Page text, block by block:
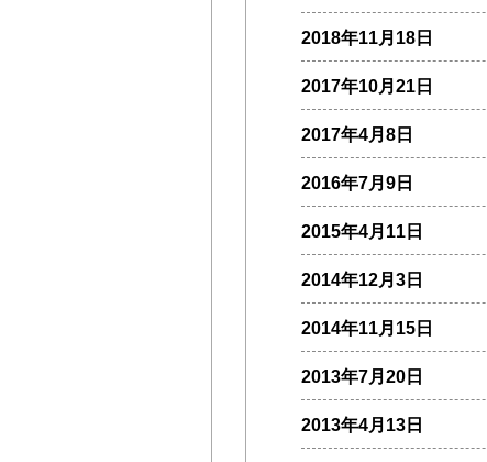
2018年11月18日
2017年10月21日
2017年4月8日
2016年7月9日
2015年4月11日
2014年12月3日
2014年11月15日
2013年7月20日
2013年4月13日